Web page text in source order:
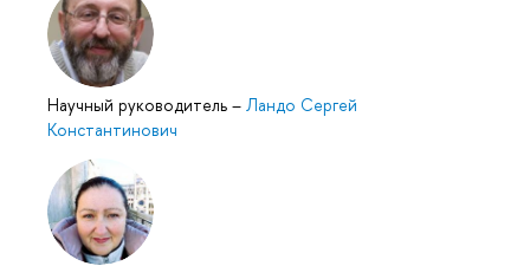
Научный руководитель – Ландо Сергей
Константинович